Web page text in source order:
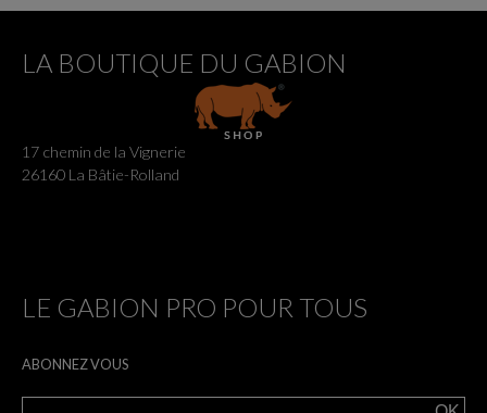
LA BOUTIQUE DU GABION
17 chemin de la Vignerie
26160 La Bâtie-Rolland
LE GABION PRO POUR TOUS
ABONNEZ VOUS